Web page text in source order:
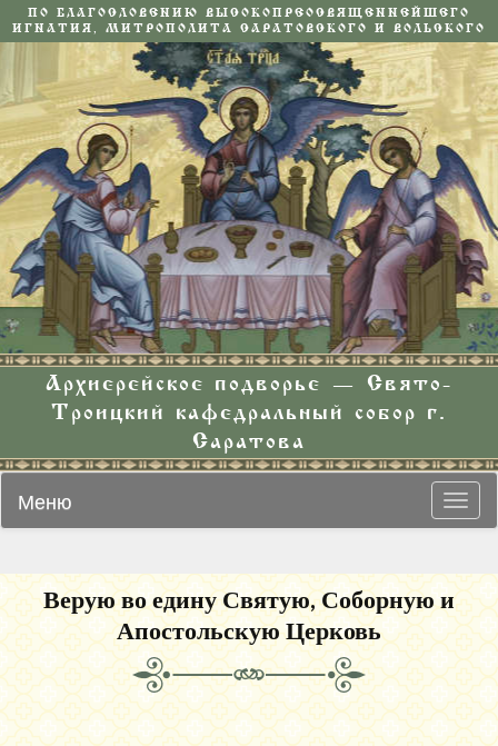
ПО БЛАГОСЛОВЕНИЮ ВЫСОКОПРЕОСВЯЩЕННЕЙШЕГО
ИГНАТИЯ, МИТРОПОЛИТА САРАТОВСКОГО И ВОЛЬСКОГО
Архиерейское подворье — Свято-
Троицкий кафедральный собор г.
Саратова
Меню
Верую во едину Святую, Соборную и
Апостольскую Церковь